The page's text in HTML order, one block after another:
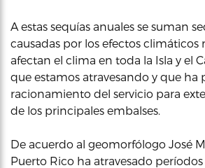
A estas sequías anuales se suman
causadas por los efectos climáticos
afectan el clima en toda la Isla y el
que estamos atravesando y que ha
racionamiento del servicio para
de los principales embalses.
De acuerdo al geomorfólogo José
Puerto Rico ha atravesado